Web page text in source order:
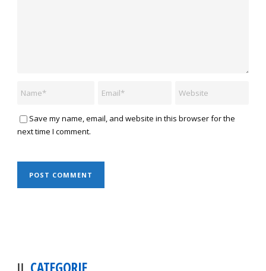
Save my name, email, and website in this browser for the
next time I comment.